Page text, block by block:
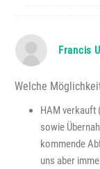
Francis
Welche
HAM verkauft
sowie
kommende
uns aber